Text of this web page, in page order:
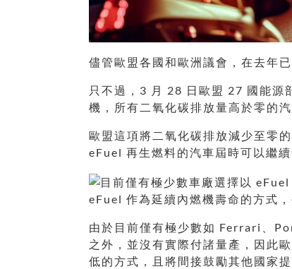
儘管歐盟各國和歐洲議會，在去年
只不過，3 月 28 日歐盟 27 國能源
機，所有二氧化碳排放量高於零的
歐盟這項將二氧化碳排放減少至零
eFuel 再生燃料的汽車屆時可以繼續
eFuel 作為延續內燃機壽命的方式
由於目前僅有極少數如 Ferrari、
之外，並沒有實際付諸量產，因此
低的方式，且將間接鼓勵其他國家